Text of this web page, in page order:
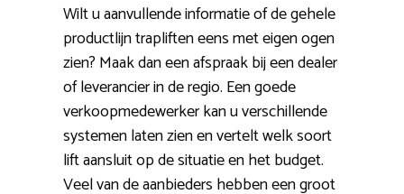
Wilt u aanvullende informatie of de gehele
productlijn trapliften eens met eigen ogen
zien? Maak dan een afspraak bij een dealer
of leverancier in de regio. Een goede
verkoopmedewerker kan u verschillende
systemen laten zien en vertelt welk soort
lift aansluit op de situatie en het budget.
Veel van de aanbieders hebben een groot